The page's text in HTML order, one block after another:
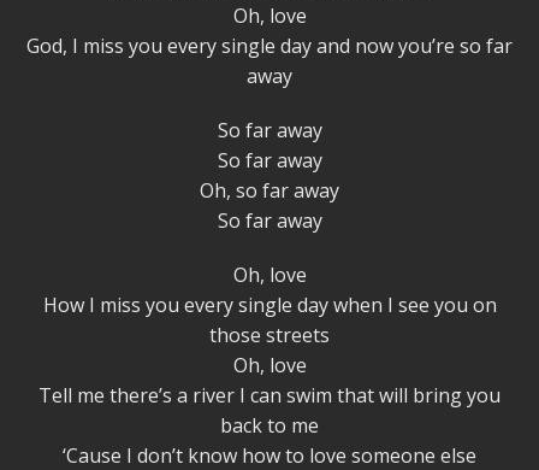
Oh, love
God, I miss you every single day and now you’re so far
away
So far away
So far away
Oh, so far away
So far away
Oh, love
How I miss you every single day when I see you on
those streets
Oh, love
Tell me there’s a river I can swim that will bring you
back to me
‘Cause I don’t know how to love someone else